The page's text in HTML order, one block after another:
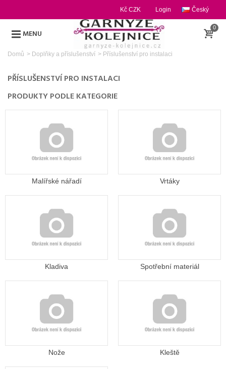
Český
Login
Kč CZK
MENU
0
Domů > Doplňky a příslušenství > Příslušenství pro instalaci
PŘÍSLUŠENSTVÍ PRO INSTALACI
PRODUKTY PODLE KATEGORIE
Malířské nářadí Vrtáky
Kladiva Spotřební materiál
Nože Kleště